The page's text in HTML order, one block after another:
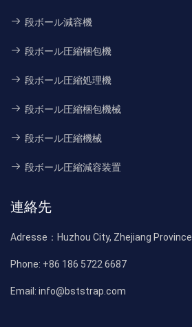
段ボール減容機
段ボール圧縮梱包機
段ボール圧縮処理機
段ボール圧縮梱包機械
段ボール圧縮機械
段ボール圧縮減容装置
連絡先
Adresse： Huzhou City, Zhejiang Province
Phone: +86 186 5722 6687
Email: info@bststrap.com